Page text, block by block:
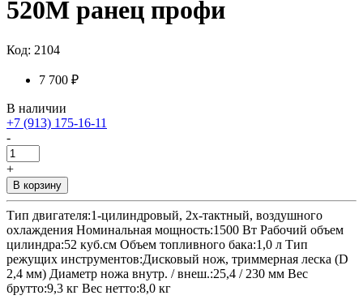
520M ранец профи
Код: 2104
7 700 ₽
В наличии
+7 (913) 175-16-11
-
+
В корзину
Тип двигателя:1-цилиндровый, 2х-тактный, воздушного
охлаждения Номинальная мощность:1500 Вт Рабочий объем
цилиндра:52 куб.см Объем топливного бака:1,0 л Тип
режущих инструментов:Дисковый нож, триммерная леска (D
2,4 мм) Диаметр ножа внутр. / внеш.:25,4 / 230 мм Вес
брутто:9,3 кг Вес нетто:8,0 кг